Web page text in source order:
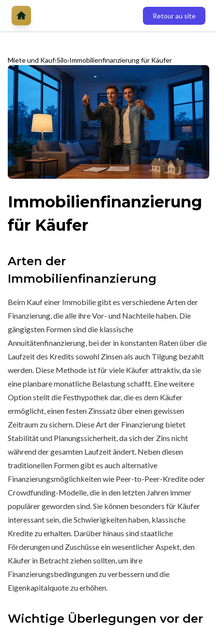
Retour au site
Miete und Kauf Silo Immobilienfinanzierung für Käufer
Immobilienfinanzierung
für Käufer
Arten der
Immobilienfinanzierung
Beim Kauf einer Immobilie gibt es verschiedene Arten der
Finanzierung, die alle ihre Vor- und Nachteile haben. Die
gängigsten Formen sind die klassische
Annuitätenfinanzierung, bei der in konstanten Raten über die
Laufzeit des Kredits sowohl Zinsen als auch Tilgung bezahlt
werden. Diese Methode ist für viele Käufer attraktiv, da sie
eine planbare monatliche Belastung schafft. Eine weitere
Option stellt die Festhypothek dar, die es dem Käufer
ermöglicht, einen festen Zinssatz über einen gewissen
Zeitraum zu sichern. Diese Art der Finanzierung bietet
Stabilität und Planungssicherheit, da sich der Zins nicht
während der gesamten Laufzeit ändert. Neben diesen
traditionellen Formen gibt es auch alternative
Finanzierungsmöglichkeiten wie Peer-to-Peer-Kredite oder
Crowdfunding-Modelle, die in den letzten Jahren immer
populärer geworden sind. Sie können besonders für Käufer
interessant sein, die Schwierigkeiten haben, klassische
Kredite zu erhalten. Darüber hinaus sind staatliche
Förderungen und Zuschüsse ein wesentlicher Aspekt, den
Käufer in Betracht ziehen sollten, um ihre
Finanzierungsbedingungen zu verbessern und die
Eigenkapitalquote zu erhöhen.
Wichtige Überlegungen vor der